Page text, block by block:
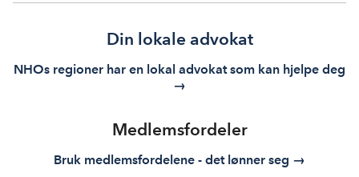
Din lokale advokat
NHOs regioner har en lokal advokat som kan hjelpe deg
→
Medlemsfordeler
Bruk medlemsfordelene - det lønner seg →